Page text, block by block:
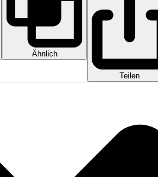
Ähnlich
Teilen